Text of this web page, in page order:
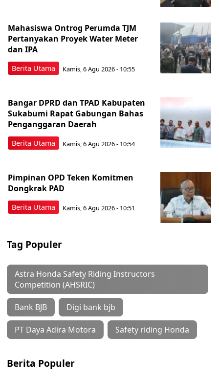
Berita Utama
Mahasiswa Ontrog Perumda TJM
Pertanyakan Proyek Water Meter
dan IPA
Kamis, 6 Agu 2026 - 10:55
Berita Utama
Bangar DPRD dan TPAD Kabupaten
Sukabumi Rapat Gabungan Bahas
Penganggaran Daerah
Kamis, 6 Agu 2026 - 10:54
Berita Utama
Pimpinan OPD Teken Komitmen
Dongkrak PAD
Kamis, 6 Agu 2026 - 10:51
Tag Populer
Astra Honda Safety Riding Instructors
Competition (AHSRIC)
Bank BJB Digi bank bjb
PT Daya Adira Motora Safety riding Honda
Berita Populer